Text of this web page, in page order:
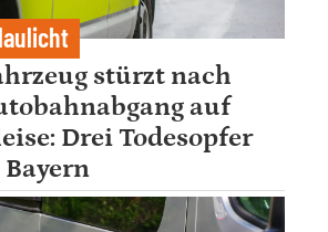
stürzt nach
auf
Drei Todesopfer